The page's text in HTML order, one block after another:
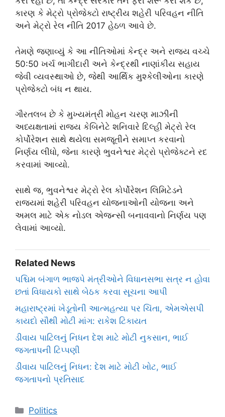
કારણ કે મેટ્રો પ્રોજેક્ટો રાષ્ટ્રીય શહેરી પરિવહન નીતિ
અને મેટ્રો રેલ નીતિ 2017 હેઠળ આવે છે.
તેમણે જણાવ્યું કે આ નીતિઓમાં કેન્દ્ર અને રાજ્ય વચ્ચે
50:50 ખર્ચ ભાગીદારી અને કેન્દ્રથી નાણાંકીય સહાય
જેવી વ્યવસ્થાઓ છે, જેથી આર્થિક મુશ્કેલીઓના કારણે
પ્રોજેક્ટો બંધ ન થાય.
ગૌરતલબ છે કે મુખ્યમંત્રી મોહન ચરણ માઝીની
અધ્યક્ષતામાં રાજ્ય કેબિનેટે શનિવારે દિલ્હી મેટ્રો રેલ
કોર્પોરેશન સાથે થયેલા સમજૂતીને સમાપ્ત કરવાનો
નિર્ણય લીધો, જેના કારણે ભુવનેશ્વર મેટ્રો પ્રોજેક્ટને રદ
કરવામાં આવ્યો.
સાથે જ, ભુવનેશ્વર મેટ્રો રેલ કોર્પોરેશન લિમિટેડને
રાજ્યમાં શહેરી પરિવહન યોજનાઓની યોજના અને
અમલ માટે એક નોડલ એજન્સી બનાવવાનો નિર્ણય પણ
લેવામાં આવ્યો.
Related News
પશ્ચિમ બંગાળ ભાજપે મંત્રીઓને વિધાનસભા સત્ર ન હોવા
છતાં વિધાયકો સાથે બેઠક કરવા સૂચના આપી
મહારાષ્ટ્રમાં ખેડૂતોની આત્મહત્યા પર ચિંતા, એમએસપી
કાયદો સૌથી મોટી માંગ: રાકેશ ટિકાયત
ડીવાય પાટિલનું નિધન દેશ માટે મોટી નુકસાન, ભાઈ
જગતાપની ટિપ્પણી
ડીવાય પાટિલનું નિધન: દેશ માટે મોટી ખોટ, ભાઈ
જગતાપનો પ્રતિસાદ
Categories
Politics